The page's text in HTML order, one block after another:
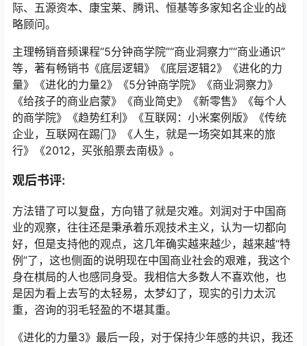
际、五源资本、康宝莱、腾讯、恒基等多家知名企业的战
略顾问。
主理畅销音频课程“5分钟商学院”“商业洞察力”“商业通识”
等，著有畅销书《底层逻辑》《底层逻辑2》《进化的力
量》《进化的力量2》《5分钟商学院》《商业洞察力》
《给孩子的商业启蒙》《商业简史》《新零售》《每个人
的商学院》《趋势红利》《互联网：小米案例版》《传统
企业，互联网在踢门》《人生，就是一场突如其来的旅
行》《2012，买张船票去南极》。
观后书评:
方法错了可以复盘，方向错了就是灾难。刘润对于中国商
业的观察，往往还是秉承着乐观技术主义，认为一切都向
好，但是支持他的观点，这几年确实越来越少，越来越“特
例”了，这也侧面的说明现在中国商业社会的艰难，我这个
身在棋局的人也感同身受。我相信大多数人不喜欢他，也
是因为看上去写的太轻易，太梦幻了，现实的引力太沉
重，咨询的羽毛轻盈的不堪其重。
《进化的力量3》最后一段，对于保持少年感的共识，我还